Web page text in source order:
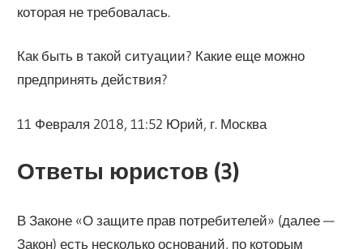
которая не требовалась.
Как быть в такой ситуации? Какие еще можно
предпринять действия?
11 Февраля 2018, 11:52 Юрий, г. Москва
Ответы юристов (3)
В Законе «О защите прав потребителей» (далее —
Закон) есть несколько оснований, по которым